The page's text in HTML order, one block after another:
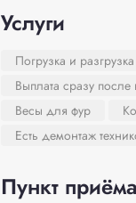
Услуги
Погрузка и
Выплата сразу
Весы для фур
Есть демонтаж
Пункт